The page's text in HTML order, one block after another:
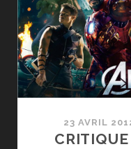
23 AVRIL